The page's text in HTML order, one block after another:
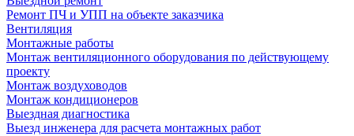
Ремонт ПЧ и УПП на объекте заказчика
Вентиляция
Монтажные работы
Монтаж вентиляционного оборудования по действующему
проекту
Монтаж воздуховодов
Монтаж кондиционеров
Выездная диагностика
Выезд инженера для расчета монтажных работ